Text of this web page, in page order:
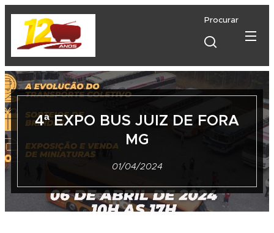
Procurar
4ª EXPO BUS JUIZ DE FORA
MG
01/04/2024